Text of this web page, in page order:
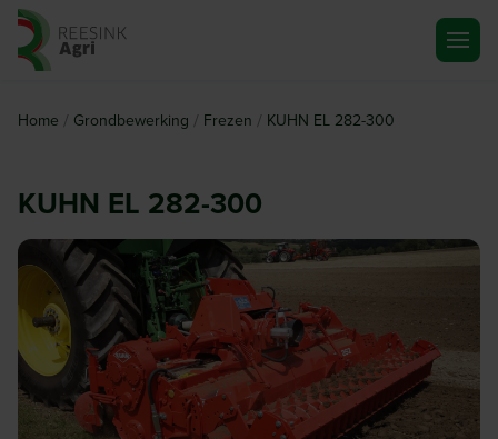
Home / Grondbewerking / Frezen / KUHN EL 282-300
KUHN EL 282-300